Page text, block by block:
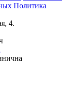
Политика
4.